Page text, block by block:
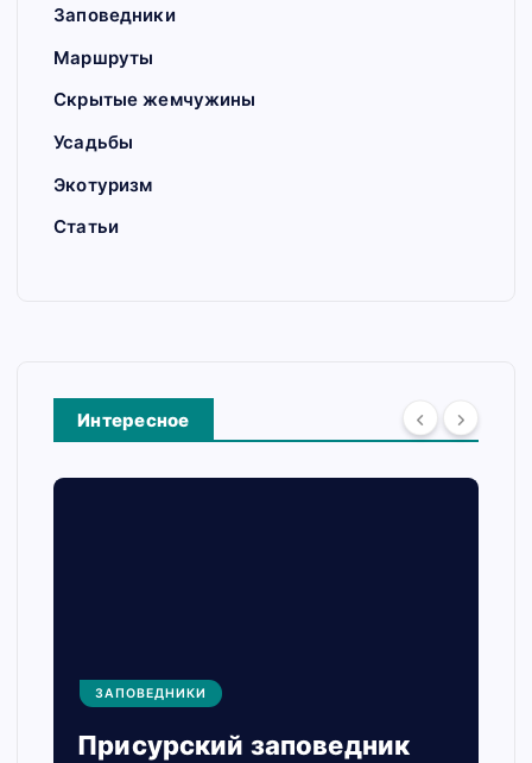
Заповедники
Маршруты
Скрытые жемчужины
Усадьбы
Экотуризм
Статьи
Интересное
ЗАПОВЕДНИКИ
Присурский заповедник